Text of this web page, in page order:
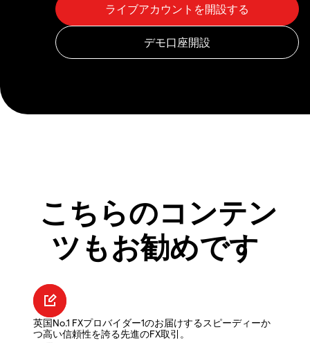
こちらのコンテン
ツもお勧めです
英国No.1 FXプロバイダー1のお届けするスピーディーか
つ高い信頼性を誇る先進のFX取引。